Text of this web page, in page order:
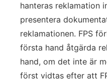
hanteras reklamation
presentera
reklamationen. FPS
första hand åtgärda
hand, om det inte är
först vidtas efter att